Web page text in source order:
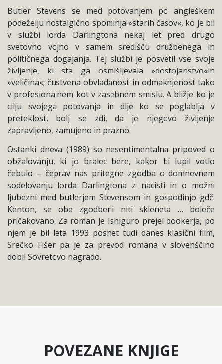
Butler Stevens se med potovanjem po angleškem
podeželju nostalgično spominja »starih časov«, ko je bil
v službi lorda Darlingtona nekaj let pred drugo
svetovno vojno v samem središču družbenega in
političnega dogajanja. Tej službi je posvetil vse svoje
življenje, ki sta ga osmišljevala »dostojanstvo«in
»veličina«; čustvena obvladanost in odmaknjenost tako
v profesionalnem kot v zasebnem smislu. A bližje ko je
cilju svojega potovanja in dlje ko se poglablja v
preteklost, bolj se zdi, da je njegovo življenje
zapravljeno, zamujeno in prazno.
Ostanki dneva (1989) so nesentimentalna pripoved o
obžalovanju, ki jo bralec bere, kakor bi lupil votlo
čebulo – čeprav nas pritegne zgodba o domnevnem
sodelovanju lorda Darlingtona z nacisti in o možni
ljubezni med butlerjem Stevensom in gospodinjo gdč.
Kenton, se obe zgodbeni niti skleneta … boleče
pričakovano. Za roman je Ishiguro prejel bookerja, po
njem je bil leta 1993 posnet tudi danes klasični film,
Srečko Fišer pa je za prevod romana v slovenščino
dobil Sovretovo nagrado.
POVEZANE KNJIGE